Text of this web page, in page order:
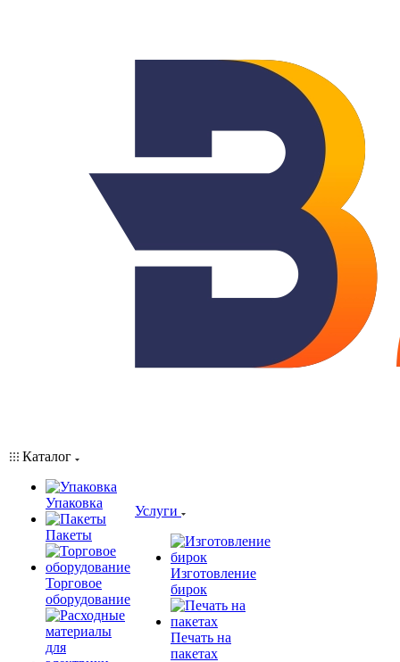
Каталог
Упаковка
Пакеты
Торговое
оборудование
Услуги
Изготовление
бирок
Печать на
пакетах